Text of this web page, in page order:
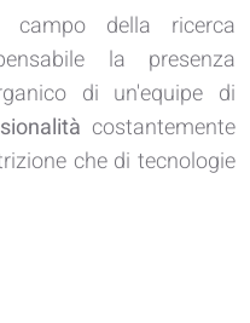
della ricerca
la presenza
di un'equipe di
costantemente
che di tecnologie